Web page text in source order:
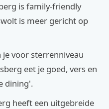
is family-friendly
is meer gericht op
je voor sterrenniveau
eet je goed, vers en
dining'.
heeft een uitgebreide